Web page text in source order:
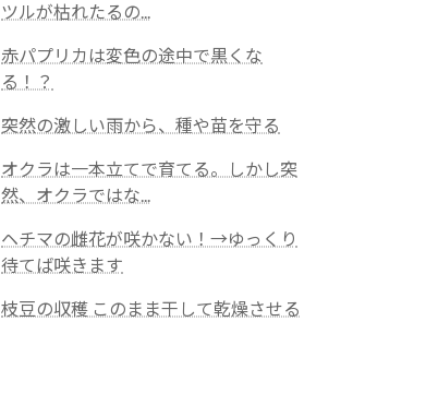
ツルが枯れたるの...
赤パプリカは変色の途中で黒くな
る！？
突然の激しい雨から、種や苗を守る
オクラは一本立てで育てる。しかし突
然、オクラではな...
ヘチマの雌花が咲かない！→ゆっくり
待てば咲きます
枝豆の収穫 このまま干して乾燥させる